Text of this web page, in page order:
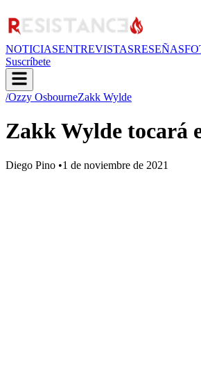
NOTICIASENTREVISTASRESEÑAS
Suscríbete
/Ozzy OsbourneZakk Wylde
Zakk Wylde tocará
Diego Pino •1 de noviembre de 2021